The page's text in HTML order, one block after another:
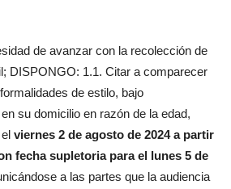
de avanzar con la recolección de
DISPONGO: 1.1. Citar a comparecer
de estilo, bajo
su domicilio en razón de la edad,
viernes 2 de agosto de 2024 a partir
fecha supletoria para el lunes 5 de
a las partes que la audiencia